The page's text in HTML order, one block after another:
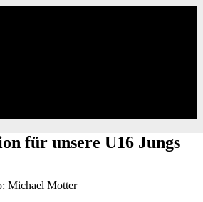
für unsere U16 Jungs
Michael Motter